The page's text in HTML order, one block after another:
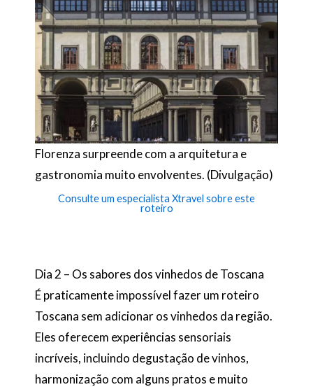
Florenza surpreende com a arquitetura e
gastronomia muito envolventes. (Divulgação)
Consulte um especialista Xtravel sobre este
roteiro
Dia 2 – Os sabores dos vinhedos de Toscana
É praticamente impossível fazer um roteiro
Toscana sem adicionar os vinhedos da região.
Eles oferecem experiências sensoriais
incríveis, incluindo degustação de vinhos,
harmonização com alguns pratos e muito